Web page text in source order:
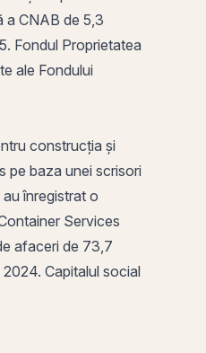
a CNAB de 5,3
Fondul Proprietatea
ale Fondului
construcția și
pe baza unei scrisori
înregistrat o
Services
afaceri de 73,7
Capitalul social